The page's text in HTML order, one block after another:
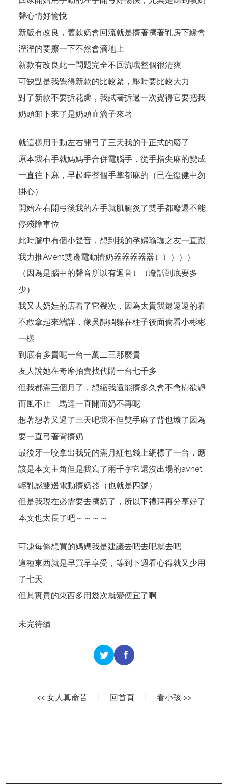
聲心情好愉悅
新版有改良，舊款奶會回流就是擠著擠著乳房下緣會
溼溼的要擦一下不然會滴地上
新款有改良此一問題完全不回流哦整個很清爽
可缺點是我覺得新款的比較緊，壓時要比較大力
對了新款不要拆花瓣，我試著拆過一次覺得它要把我
奶頭卸下來了是奶頭血滴子來著
就這樣用手動左右開弓了三天我的手正式的廢了
原本我右手就媽媽手合併電腦手，從手指尖麻的變成
一直往下麻，早起時整個手掌都麻的（已在復健中勿
掛心）
開始左右開弓後我的左手就肌腱炎了雙手都廢還不能
停殘障車位
此時腦中有個小聲音，想到我的孕婦瑜珈之友一直跟
我力推Avent雙邊電動擠奶器器器器器）））））
（因為是腦中的聲音所以有迴音）（廢話到底要多
少）
我又去奶娃的店看了它幾次，因為太貴我還遠遠的看
不敢拿起來端詳，像吳靜嫻躲在柱子後面偷看小彬彬
一樣
到底有多貴呢一台一萬二三那麼貴
友人說她在奇摩拍賣找代購一台七千多
但我都滿三個月了，想縮我還能擠多久會不會樹欲靜
而風不止 馬達一直開而奶不再呢
想著想著又過了三天吧我不但雙手麻了背也壞了因為
要一直弓著背擠奶
最後牙一咬拿出我兒的滿月紅包錢上網標了一台，應
該是本文主角但是我寫了兩千字它還沒出場的avnet
輕乳感雙邊電動擠奶器（也就是四號）
但是我現在必需要去擠奶了，所以下禮拜再分享好了
本文也太長了吧～～～～
可凍每條想買的媽媽我是建議去吧去吧就去吧
這種東西就是早買早享受，等到下週看心得就又少用
了七天
但其實貴的東西多用幾次就變便宜了啊
未完待續
<< 女人真命苦 回首頁 看小孩 >>